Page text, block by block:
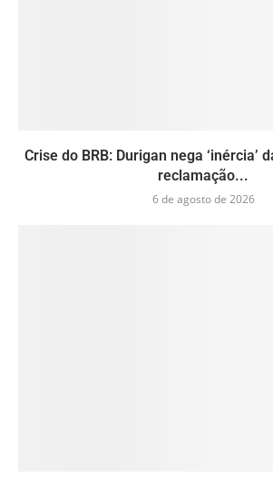
Crise do BRB: Durigan nega ‘inércia’
reclamação...
6 de agosto de 2026